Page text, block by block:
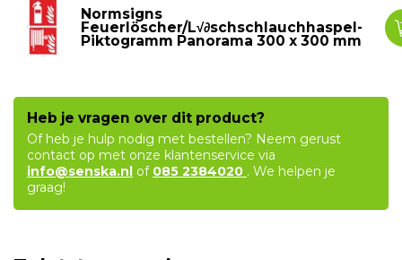
Normsigns
Feuerlöscher/L√∂schschlauchhaspel-
Piktogramm Panorama 300 x 300 mm
Heb je vragen over dit product?
Of heb je hulp nodig met bestellen? Neem gerust
contact op met onze klantenservice via
info@senska.nl of 085 2384020 . We helpen je
graag!